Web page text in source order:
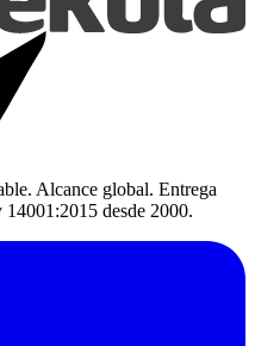
Alcance global. Entrega
desde 2000.